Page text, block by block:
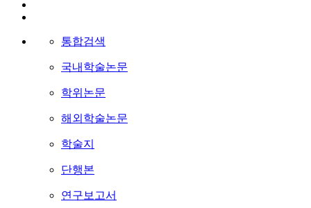
통합검색
국내학술논문
학위논문
해외학술논문
학술지
단행본
연구보고서